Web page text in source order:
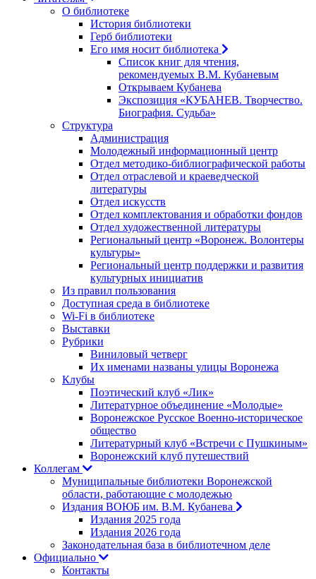
О библиотеке
История библиотеки
Герб библиотеки
Его имя носит библиотека
Список книг для чтения,
рекомендуемых В.М. Кубаневым
Открываем Кубанева
Экспозиция «КУБАНЕВ. Творчество.
Биография. Судьба»
Структура
Администрация
Молодежный информационный центр
Отдел методико-библиографической работы
Отдел отраслевой и краеведческой
литературы
Отдел искусств
Отдел комплектования и обработки фондов
Отдел художественной литературы
Региональный центр «Воронеж. Волонтеры
культуры»
Региональный центр поддержки и развития
культурных инициатив
Из правил пользования
Доступная среда в библиотеке
Wi-Fi в библиотеке
Выставки
Рубрики
Виниловый четверг
Их именами названы улицы Воронежа
Клубы
Поэтический клуб «Лик»
Литературное объединение «Молодые»
Воронежское Русское Военно-историческое
общество
Литературный клуб «Встречи с Пушкиным»
Воронежский клуб путешествий
Коллегам
Муниципальные библиотеки Воронежской
области, работающие с молодежью
Издания ВОЮБ им. В.М. Кубанева
Издания 2025 года
Издания 2026 года
Законодательная база в библиотечном деле
Официально
Контакты